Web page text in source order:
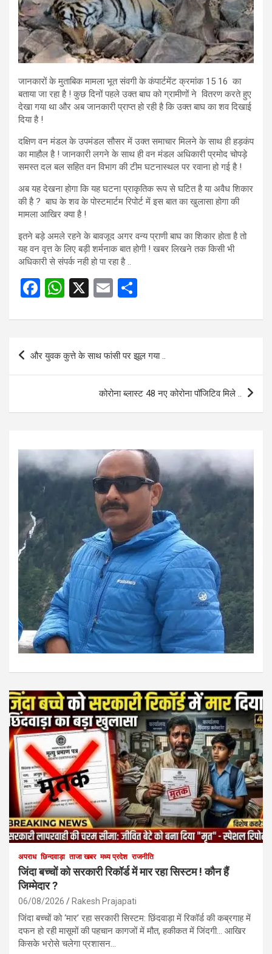
जानकारों के मुताबिक मामला भूत संवगी के कंपार्टमेंट क्रमांक 15 16 का
बताया जा रहा है ! कुछ दिनों पहले उक्त बाघ को ग्रामीणों ने वितरण करते हुए
देखा गया था और अब जानकारी प्राप्त हो रही है कि उक्त बाघ का शव दिखाई
दिया है !
दक्षिण वन मंडल के उपमंडल सौसर में उक्त समाचार मिलने के साथ ही हड़कंप
का माहौल है ! जानकारी लगने के साथ ही वन मंडल अधिकारी प्रमोद चोपड़े
समस्त दल बल सहित वन विभाग की टीम घटनास्थल पर रवाना हो गई है !
अब यह देखना होगा कि यह घटना प्राकृतिक रूप से घटित है या अवैध शिकार
की है ? बाघ के शव के पोस्टमार्टम रिपोर्ट में इस बात का खुलासा होगा की
मामला आखिर क्या है !
इतने बड़े अमले रहने के बावजूद अगर वन्य प्राणी बाघ का शिकार होता है तो
यह वन वृत्त के लिए बड़ी शर्मनाक बात होगी ! खबर लिखने तक किसी भी
अधिकारी से संपर्क नही हो पा रहा है ..
F
ce
o
W
at
s
A
X
E
ail ar
Post
navigation
और युवक कुत्ते के साथ फांसी पर झूल गया ..
कोरोना ब्लास्ट 48 नए कोरोना पॉजिटिव मिले ..
अपराध छिन्दवाड़ा ताजा खबर मध्य प्रदेश राजनीति
जिंदा बच्चों को सरकारी रिकॉर्ड में मार रहा सिस्टम ! कौन हैं
जिम्मेदार ?
06/08/2026 Rakesh Prajapati
जिंदा बच्चों को ‘मार’ रहा सरकारी सिस्टम: छिंदवाड़ा में रिकॉर्ड की कब्रगाह में
दफन हो रही मासूमों की पहचान कागजों में मौत, हकीकत में जिंदगी… आखिर
किसके भरोसे चलेगा प्रशासन…